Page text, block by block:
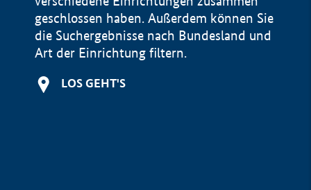
geschlossen haben. Außerdem können Sie
die Suchergebnisse nach Bundesland und
Art der Einrichtung filtern.
LOS GEHT'S